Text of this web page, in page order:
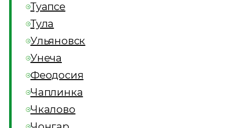
Туапсе
Тула
Ульяновск
Унеча
Феодосия
Чаплинка
Чкалово